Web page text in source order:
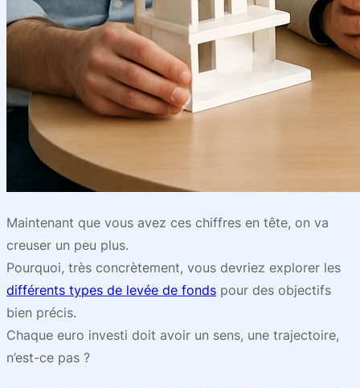
Maintenant que vous avez ces chiffres en tête, on va
creuser un peu plus.
Pourquoi, très concrètement, vous devriez explorer les
différents types de levée de fonds pour des objectifs
bien précis.
Chaque euro investi doit avoir un sens, une trajectoire,
n’est-ce pas ?